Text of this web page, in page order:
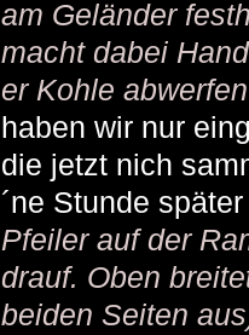
am Geländer
macht dabei
er Kohle
haben wir nur
die jetzt nich
´ne Stunde
Pfeiler auf der
drauf. Oben
beiden Seiten